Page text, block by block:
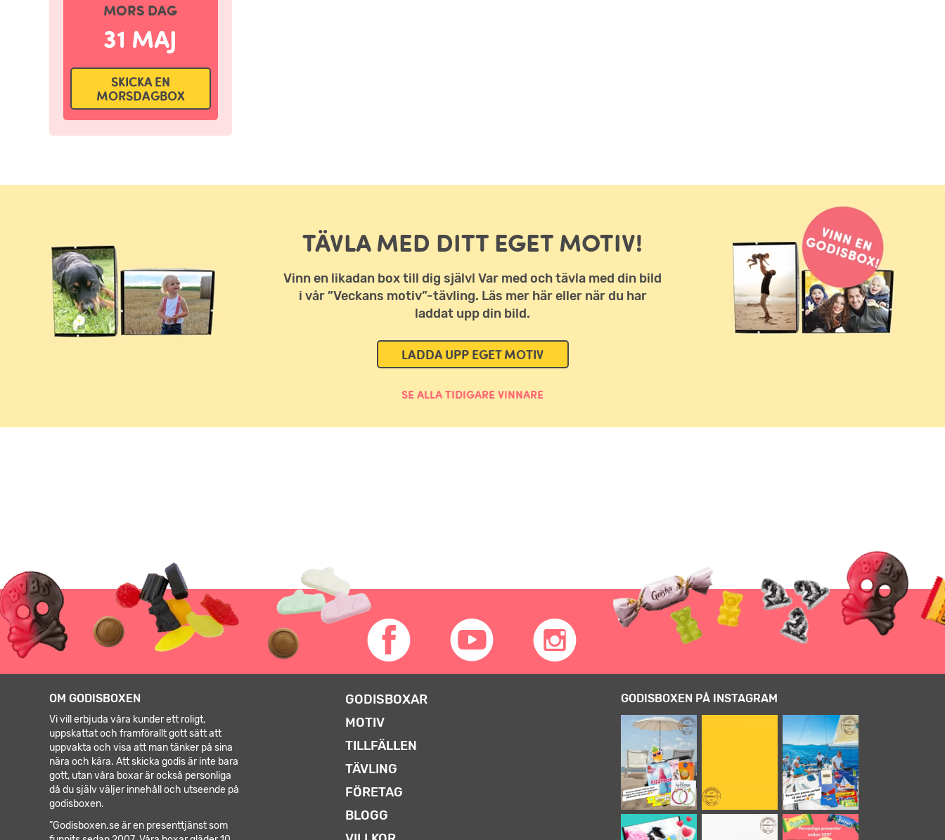
MORS DAG
31 MAJ
SKICKA EN
MORSDAGBOX
TÄVLA MED DITT EGET MOTIV!
Vinn en likadan box till dig själv! Var med och tävla med din bild
i vår ”Veckans motiv”-tävling. Läs mer här eller när du har
laddat upp din bild.
LADDA UPP EGET MOTIV
SE ALLA TIDIGARE VINNARE
GODISBOXEN PÅ INSTAGRAM
GODISBOXAR
MOTIV
TILLFÄLLEN
TÄVLING
FÖRETAG
BLOGG
OM GODISBOXEN
Vi vill erbjuda våra kunder ett roligt,
uppskattat och framförallt gott sätt att
uppvakta och visa att man tänker på sina
nära och kära. Att skicka godis är inte bara
gott, utan våra boxar är också personliga
då du själv väljer innehåll och utseende på
godisboxen.
”Godisboxen.se är en presenttjänst som